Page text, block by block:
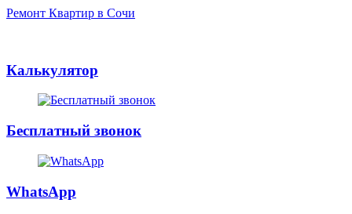
Ремонт Квартир в Сочи
Калькулятор
Бесплатный звонок
WhatsApp